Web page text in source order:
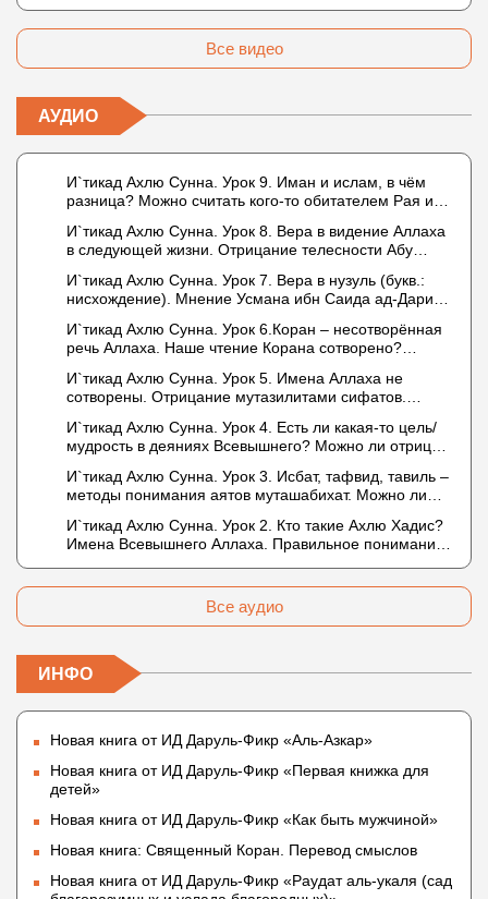
Все видео
АУДИО
И`тикад Ахлю Сунна. Урок 9. Иман и ислам, в чём
разница? Можно считать кого-то обитателем Рая или
И`тикад Ахлю Сунна. Урок 8. Вера в видение Аллаха
в следующей жизни. Отрицание телесности Абу
Усмана ибн Саида ад-Дарими. Иман – это слова,
дела и познание
И`тикад Ахлю Сунна. Урок 7. Вера в нузуль (букв.:
нисхождение). Мнение Усмана ибн Саида ад-Дарими
описывается физическим движением?
И`тикад Ахлю Сунна. Урок 6.Коран – несотворённая
речь Аллаха. Наше чтение Корана сотворено?
И`тикад Ахлю Сунна. Урок 5. Имена Аллаха не
сотворены. Отрицание мутазилитами сифатов.
И`тикад Ахлю Сунна. Урок 4. Есть ли какая-то цель/
мудрость в деяниях Всевышнего? Можно ли отрицать
не пришло в Коране и Сунне? Концепция ибн
Таймийи
И`тикад Ахлю Сунна. Урок 3. Исбат, тафвид, тавиль –
методы понимания аятов муташабихат. Можно ли
Что означает утверждение сифата «биля кейфа»
(без образа)?
И`тикад Ахлю Сунна. Урок 2. Кто такие Ахлю Хадис?
Имена Всевышнего Аллаха. Правильное понимание
Все аудио
ИНФО
Новая книга от ИД Даруль-Фикр «Аль-Азкар»
Новая книга от ИД Даруль-Фикр «Первая книжка для
детей»
Новая книга от ИД Даруль-Фикр «Как быть мужчиной»
Новая книга: Священный Коран. Перевод смыслов
Новая книга от ИД Даруль-Фикр «Раудат аль-укаля (cад